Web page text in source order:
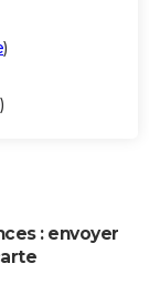
)
)
: envoyer